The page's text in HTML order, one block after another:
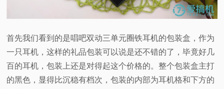
首先我们看到的是唱吧双动三单元圈铁耳机的包装盒，作为
一只耳机，这样的礼品包装可以说是还不错的了，毕竟好几
百的耳机，包装上还是对得起这个价格的。整个包装盒主打
的黑色，显得比沉稳有档次，包装的内部为耳机格和下方的